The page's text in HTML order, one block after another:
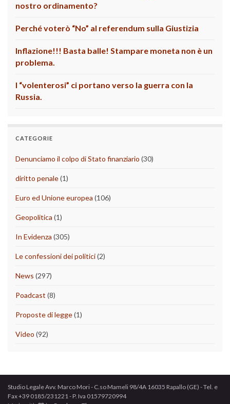
nostro ordinamento?
Perché voterò “No” al referendum sulla Giustizia
Inflazione!!! Basta balle! Stampare moneta non è un
problema.
I “volenterosi” ci portano verso la guerra con la
Russia.
CATEGORIE
Denunciamo il colpo di Stato finanziario (30)
diritto penale(1)
Euro ed Unione europea (106)
Geopolitica (1)
In Evidenza (305)
Le confessioni dei politici(2)
News (297)
Poadcast (8)
Proposte di legge(1)
Video (92)
Studio Legale Avv. Marco Mori - C.so Mameli 98/4A 16035 Rapallo (GE) - Tel. e
Fax +39 0185/231221 - P. Iva 01579720994